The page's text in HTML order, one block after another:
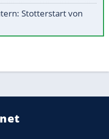
Stotterstart von